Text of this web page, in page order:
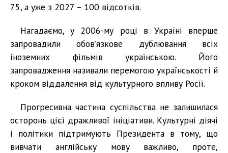
75, а уже з 2027 – 100 відсотків.
Нагадаємо, у 2006-му році в Україні вперше
запровадили обов’язкове дублювання всіх
іноземних фільмів українською. Його
запровадження називали перемогою українськості й
кроком віддалення від культурного впливу Росії.
Прогресивна частина суспільства не залишилася
осторонь цієї дражливої ініціативи. Культурні діячі
і політики підтримують Президента в тому, що
вивчати англійську мову важливо, проте,